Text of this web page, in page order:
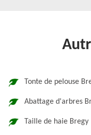
Tonte de pelouse
Abattage d'arbres
Taille de haie Bregy